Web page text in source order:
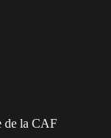
de la CAF